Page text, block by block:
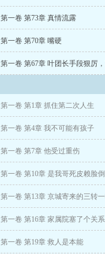
第一卷 第73章 真情流露
第一卷 第70章 嘴硬
第一卷 第67章 叶团长手段狠厉
第一卷 第1章 抓住第二次人生
第一卷 第4章 我不可能有孩子
第一卷 第7章 他受过重伤
第一卷 第10章 是我哥死皮赖脸
第一卷 第13章 京城寄来的三转
第一卷 第16章 家属院塞了个关
第一卷 第19章 救人是本能